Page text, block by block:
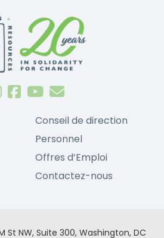
Conseil de direction
Personnel
Offres d’Emploi
Contactez-nous
St NW, Suite 300, Washington, DC